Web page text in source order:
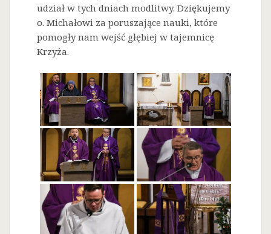
udział w tych dniach modlitwy. Dziękujemy
o. Michałowi za poruszające nauki, które
pomogły nam wejść głębiej w tajemnicę
Krzyża.